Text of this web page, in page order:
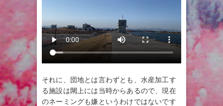
それに、団地とは言わずとも、水産加工す
る施設は閖上には当時からあるので、現在
のネーミングも嫌というわけではないです